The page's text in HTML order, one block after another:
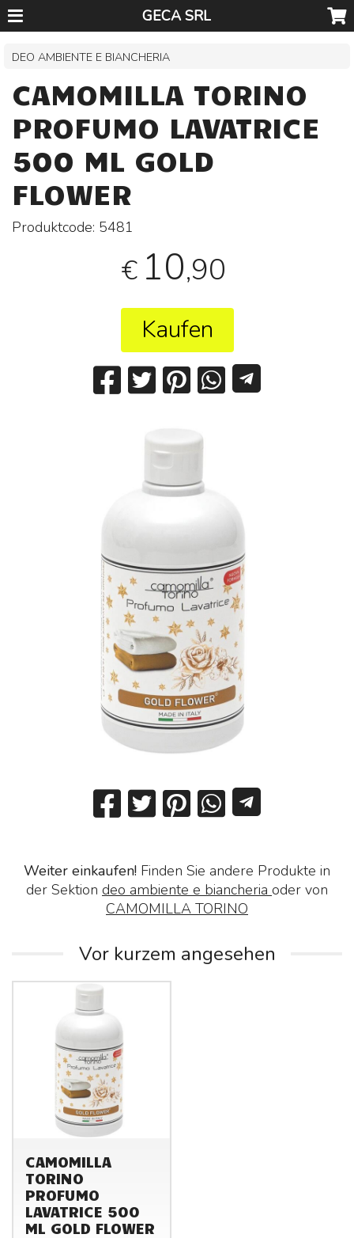
GECA SRL
DEO AMBIENTE E BIANCHERIA
CAMOMILLA TORINO
PROFUMO LAVATRICE
500 ML GOLD
FLOWER
Produktcode: 5481
€ 10,90
Kaufen
Weiter einkaufen! Finden Sie andere Produkte in
der Sektion deo ambiente e biancheria oder von
CAMOMILLA TORINO
Vor kurzem angesehen
CAMOMILLA
TORINO
PROFUMO
LAVATRICE 500
ML GOLD FLOWER